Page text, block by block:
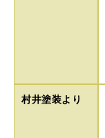
村井塗装より